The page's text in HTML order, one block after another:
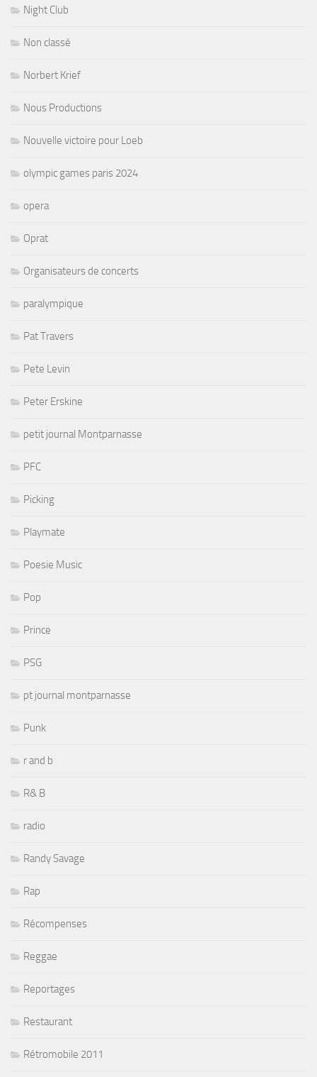
Night Club
Non classé
Norbert Krief
Nous Productions
Nouvelle victoire pour Loeb
olympic games paris 2024
opera
Oprat
Organisateurs de concerts
paralympique
Pat Travers
Pete Levin
Peter Erskine
petit journal Montparnasse
PFC
Picking
Playmate
Poesie Music
Pop
Prince
PSG
pt journal montparnasse
Punk
r and b
R& B
radio
Randy Savage
Rap
Récompenses
Reggae
Reportages
Restaurant
Rétromobile 2011